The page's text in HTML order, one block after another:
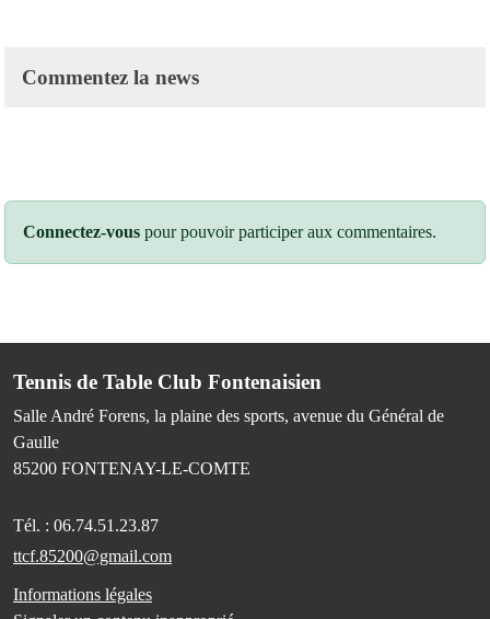
Commentez la news
Connectez-vous pour pouvoir participer aux commentaires.
Tennis de Table Club Fontenaisien
Salle André Forens, la plaine des sports, avenue du Général de
Gaulle
85200 FONTENAY-LE-COMTE
Tél. : 06.74.51.23.87
ttcf.85200@gmail.com
Informations légales